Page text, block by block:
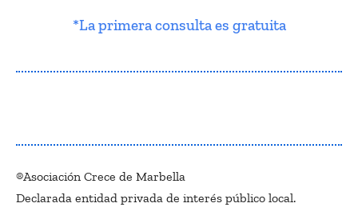
*La primera consulta es gratuita
®Asociación Crece de Marbella
Declarada entidad privada de interés público local.